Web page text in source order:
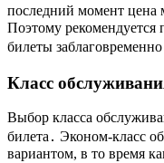
последний момент цена
Поэтому рекомендуется
билеты
Класс
Выбор класса
билета․ Эконом-класс
вариантом, в то время